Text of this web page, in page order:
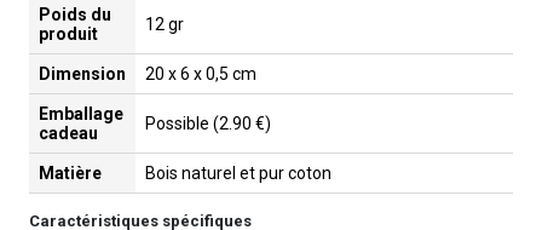
Poids du
produit
12 gr
Dimension 20 x 6 x 0,5 cm
Emballage
cadeau
Possible (2.90 €)
Matière Bois naturel et pur coton
Caractéristiques spécifiques